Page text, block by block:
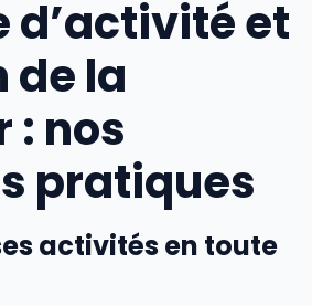
d’activité et
de la
: nos
pratiques
activités en toute